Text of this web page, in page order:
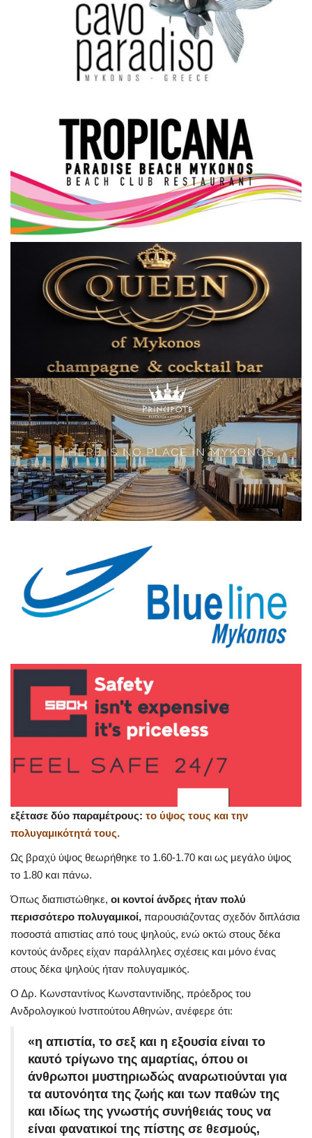
Aegean Islands
Σεβασμιώτατος Δωρόθεος Β’
Cost Of Living Crisis
Opinion + Analysis
L’Art des Sens
All News
Local Elections 2023
About
Elections 2023
Γλώσσα
Ελληνικά English
εξέτασε δύο παραμέτρους: το ύψος τους και την
πολυγαμικότητά τους.
Ως βραχύ ύψος θεωρήθηκε το 1.60-1.70 και ως μεγάλο ύψος
το 1.80 και πάνω.
Όπως διαπιστώθηκε, οι κοντοί άνδρες ήταν πολύ
περισσότερο πολυγαμικοί, παρουσιάζοντας σχεδόν διπλάσια
ποσοστά απιστίας από τους ψηλούς, ενώ οκτώ στους δέκα
κοντούς άνδρες είχαν παράλληλες σχέσεις και μόνο ένας
στους δέκα ψηλούς ήταν πολυγαμικός.
Ο Δρ. Κωνσταντίνος Κωνσταντινίδης, πρόεδρος του
Ανδρολογικού Ινστιτούτου Αθηνών, ανέφερε ότι:
«η απιστία, το σεξ και η εξουσία είναι το
καυτό τρίγωνο της αμαρτίας, όπου οι
άνθρωποι μυστηριωδώς αναρωτιούνται για
τα αυτονόητα της ζωής και των παθών της
και ιδίως της γνωστής συνήθειάς τους να
είναι φανατικοί της πίστης σε θεσμούς,